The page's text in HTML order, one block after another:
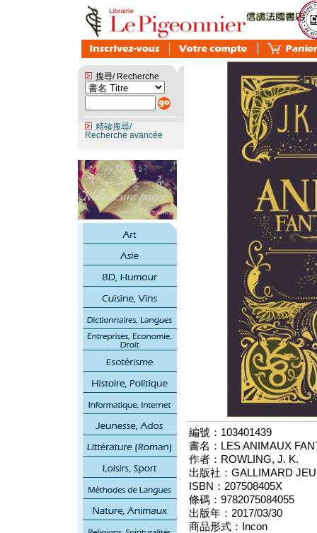
搜尋/ Recherche
精確搜尋/
Recherche avancée
編號：103401439
書名：LES ANIMAUX
作者：ROWLING, J. K.
出版社：GALLIMARD
ISBN：207508405X
條碼：9782075084055
出版年：2017/03/30
商品形式：Incon